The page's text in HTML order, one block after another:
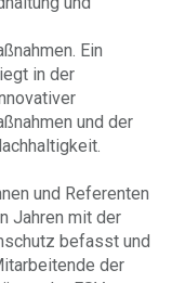
Ein
in der
und der
und Referenten
Jahren mit der
befasst und
der